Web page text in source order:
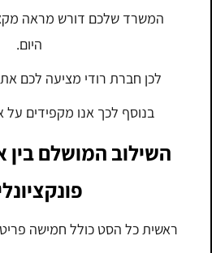
המשרד שלכם דורש מראה
היום.
לכן חברת רודי מציעה לכם
בנוסף לכך אנו מקפידים על
השילוב המושלם בין
ראשית כל הסט כולל חמישה